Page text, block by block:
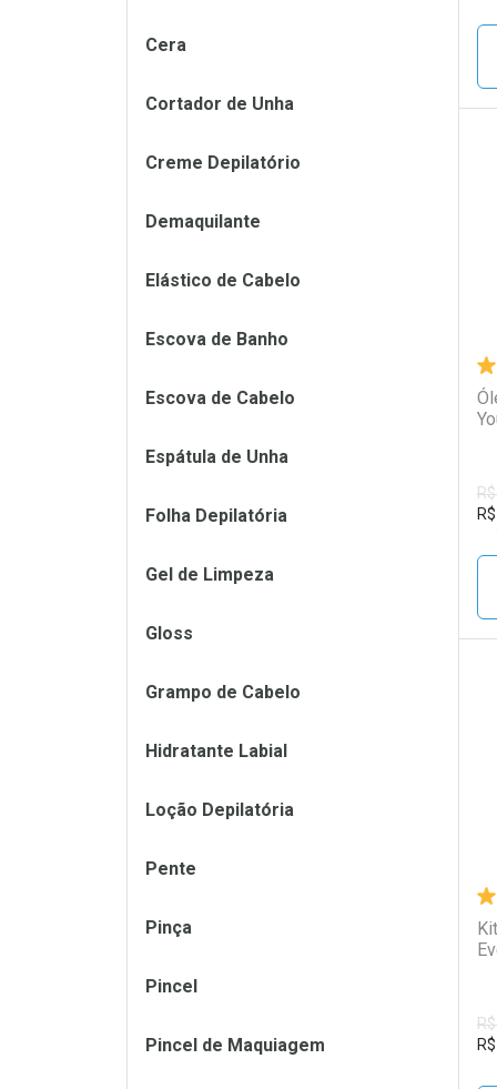
R$
R$
Cera
Cortador de Unha
Creme Depilatório
Demaquilante
Elástico de Cabelo
Escova de Banho
Escova de Cabelo
Espátula de Unha
Folha Depilatória
Gel de Limpeza
Gloss
Grampo de Cabelo
Hidratante Labial
Loção Depilatória
Pente
Pinça
Pincel
Pincel de Maquiagem